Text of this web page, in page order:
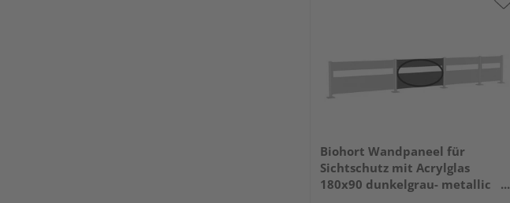
Biohort Wandpaneel für
Sichtschutz mit Acrylglas
180x90 dunkelgrau- metallic